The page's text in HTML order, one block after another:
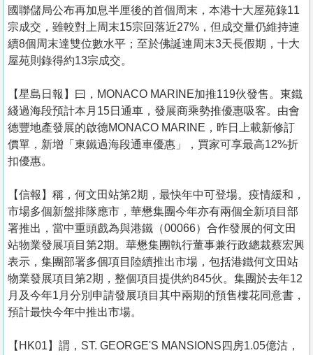
國聯儲局公布再加息半厘後的首個周末，本港十大屋苑錄11
宗成交，雖較對上周末15宗回落近27%，但成交量仍維持連
續8個周末達雙位數水平；至於佛誕連周末3天長假期，十大
屋苑則錄得約13宗成交。
【星島日報】曰，MONACO MARINE加推119伙發售。東鐵
綫過海段預計本月15日通車，發展商乘勢推優惠吸客。由會
德豐地產發展的啟德MONACO MARINE，昨日上載新修訂
價單，新增「東鐵過海段通車優惠」，買家可享最高12%折
扣優惠。
【信報】稱，何文田站第2期，最快年中可登場。疫情緩和，
市場多個新盤排隊應市，華懋集團今年亦有兩個全新項目部
署推出，當中重頭戲為與港鐵（00066）合作發展的何文田
站物業發展項目第2期。華懋集團執行董事兼行政總裁蔡宏興
表示，集團部署多個項目陸續推出市場，包括港鐵何文田站
物業發展項目第2期，整個項目提供約845伙。集團於去年12
月及今年1月分別申請發展項目其中兩期的預售樓花同意書，
預計最快今年中推出市場。
【HK01】謂，ST. GEORGE'S MANSIONS四房1.05億沽，